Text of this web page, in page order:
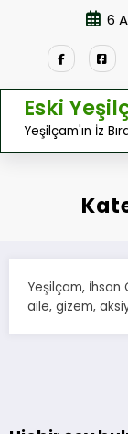
6
Eski
Yeşilçam'ın İz
Yeşilçam, İhsan
aile, gizem,